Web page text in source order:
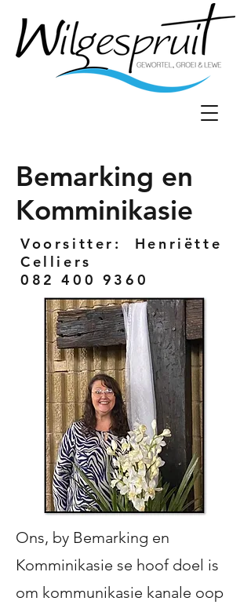
Bemarking en
Komminikasie
Voorsitter: Henriëtte
Celliers
082 400 9360
Ons, by Bemarking en
Komminikasie se hoof doel is
om kommunikasie kanale oop